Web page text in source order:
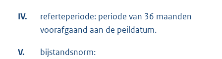
IV.
referteperiode: periode van 36 maanden
voorafgaand aan de peildatum.
V. bijstandsnorm: